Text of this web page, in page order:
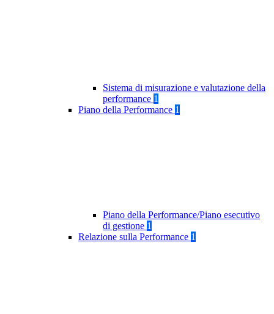
Sistema di misurazione e valutazione della
performance 1
Piano della Performance 1
Piano della Performance/Piano esecutivo
di gestione 1
Relazione sulla Performance 1